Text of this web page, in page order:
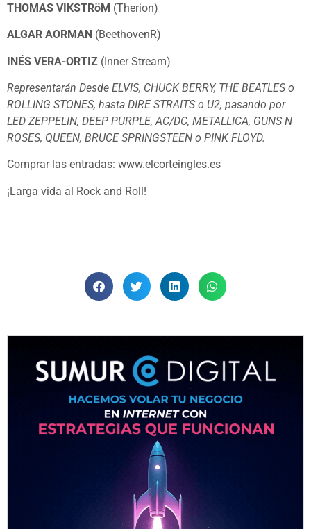
THOMAS VIKSTRöM (Therion)
ALGAR AORMAN (BeethovenR)
INÉS VERA-ORTIZ (Inner Stream)
Representarán Desde ELVIS, CHUCK BERRY, THE BEATLES o
ROLLING STONES, hasta DIRE STRAITS o U2, pasando por
LED ZEPPELIN, DEEP PURPLE, AC/DC, METALLICA, GUNS N
ROSES, QUEEN, BRUCE SPRINGSTEEN o PINK FLOYD.
Comprar las entradas: www.elcorteingles.es
¡Larga vida al Rock and Roll!